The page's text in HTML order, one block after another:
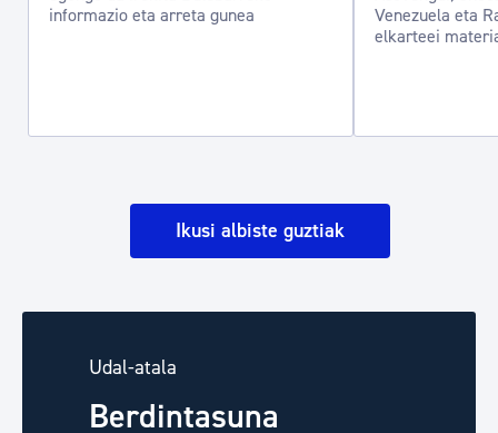
informazio eta arreta gunea
Venezuela eta
elkarteei
Ikusi albiste guztiak
Udal-atala
Berdintasuna